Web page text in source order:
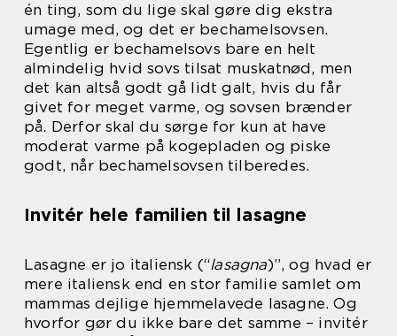
én ting, som du lige skal gøre dig ekstra
umage med, og det er bechamelsovsen.
Egentlig er bechamelsovs bare en helt
almindelig hvid sovs tilsat muskatnød, men
det kan altså godt gå lidt galt, hvis du får
givet for meget varme, og sovsen brænder
på. Derfor skal du sørge for kun at have
moderat varme på kogepladen og piske
godt, når bechamelsovsen tilberedes.
Invitér hele familien til lasagne
Lasagne er jo italiensk (“lasagna)”, og hvad er
mere italiensk end en stor familie samlet om
mammas dejlige hjemmelavede lasagne. Og
hvorfor gør du ikke bare det samme – invitér